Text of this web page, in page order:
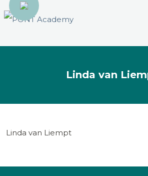
Linda van
Linda van Liempt